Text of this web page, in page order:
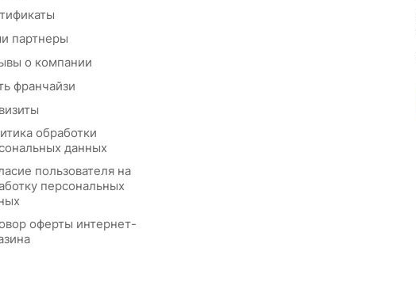
партнеры
о компании
франчайзи
обработки
данных
пользователя на
персональных
оферты интернет-